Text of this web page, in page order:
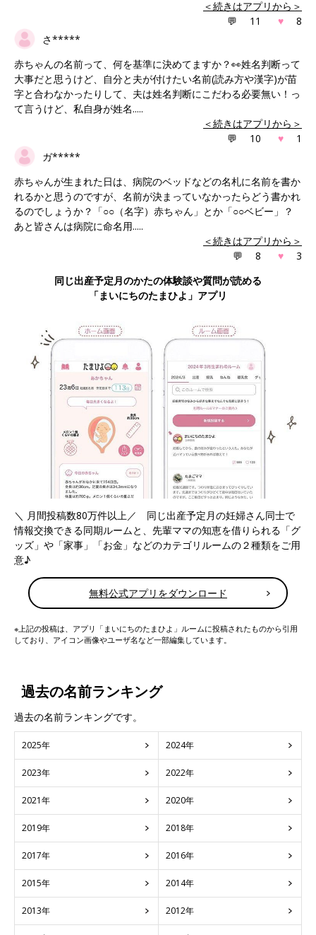
＜続きはアプリから＞
💬
11 ♥
8
さ*****
赤ちゃんの名前って、何を基準に決めてますか？👀姓名判断って
大事だと思うけど、自分と夫が付けたい名前(読み方や漢字)が苗
字と合わなかったりして、夫は姓名判断にこだわる必要無い！っ
て言うけど、私自身が姓名.....
＜続きはアプリから＞
💬
10 ♥
1
ガ*****
赤ちゃんが生まれた日は、病院のベッドなどの名札に名前を書か
れるかと思うのですが、名前が決まっていなかったらどう書かれ
るのでしょうか？「○○（名字）赤ちゃん」とか「○○ベビー」？
あと皆さんは病院に命名用.....
＜続きはアプリから＞
💬
8 ♥
3
同じ出産予定月のかたの体験談や質問が読める
「まいにちのたまひよ」アプリ
＼ 月間投稿数80万件以上／ 同じ出産予定月の妊婦さん同士で
情報交換できる同期ルームと、先輩ママの知恵を借りられる 「グ
ッズ」や「家事」「お金」 などのカテゴリルームの２種類をご用
意♪
無料公式アプリをダウンロード
※上記の投稿は、アプリ「まいにちのたまひよ」ルームに投稿されたものから引用
しており、アイコン画像やユーザ名など一部編集しています。
過去の名前ランキング
過去の名前ランキングです。
2025年 2024年
2023年 2022年
2021年 2020年
2019年 2018年
2017年 2016年
2015年 2014年
2013年 2012年